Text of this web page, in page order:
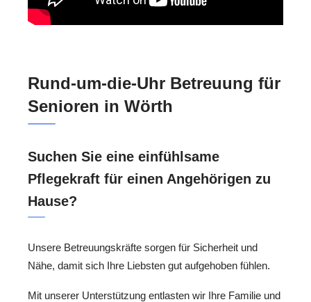
Rund-um-die-Uhr Betreuung für
Senioren in Wörth
Suchen Sie eine einfühlsame
Pflegekraft für einen Angehörigen zu
Hause?
Unsere Betreuungskräfte sorgen für Sicherheit und
Nähe, damit sich Ihre Liebsten gut aufgehoben fühlen.
Mit unserer Unterstützung entlasten wir Ihre Familie und